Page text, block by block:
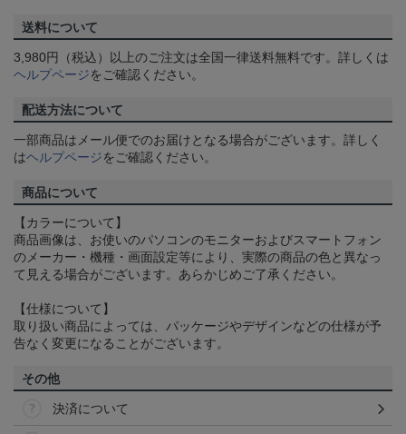
送料について
3,980円（税込）以上のご注文は全国一律送料無料です。詳しくは
ヘルプページをご確認ください。
配送方法について
一部商品はメール便でのお届けとなる場合がございます。詳しく
はヘルプページをご確認ください。
商品について
【カラーについて】
商品画像は、お使いのパソコンのモニターおよびスマートフォン
のメーカー・機種・画面設定等により、実際の商品の色と異なっ
て見える場合がございます。あらかじめご了承ください。
【仕様について】
取り扱い商品によっては、パッケージやデザインなどの仕様が予
告なく変更になることがございます。
その他
決済について